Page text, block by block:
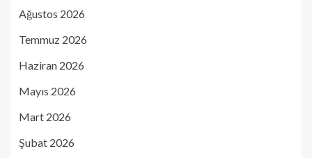
Ağustos 2026
Temmuz 2026
Haziran 2026
Mayıs 2026
Mart 2026
Şubat 2026